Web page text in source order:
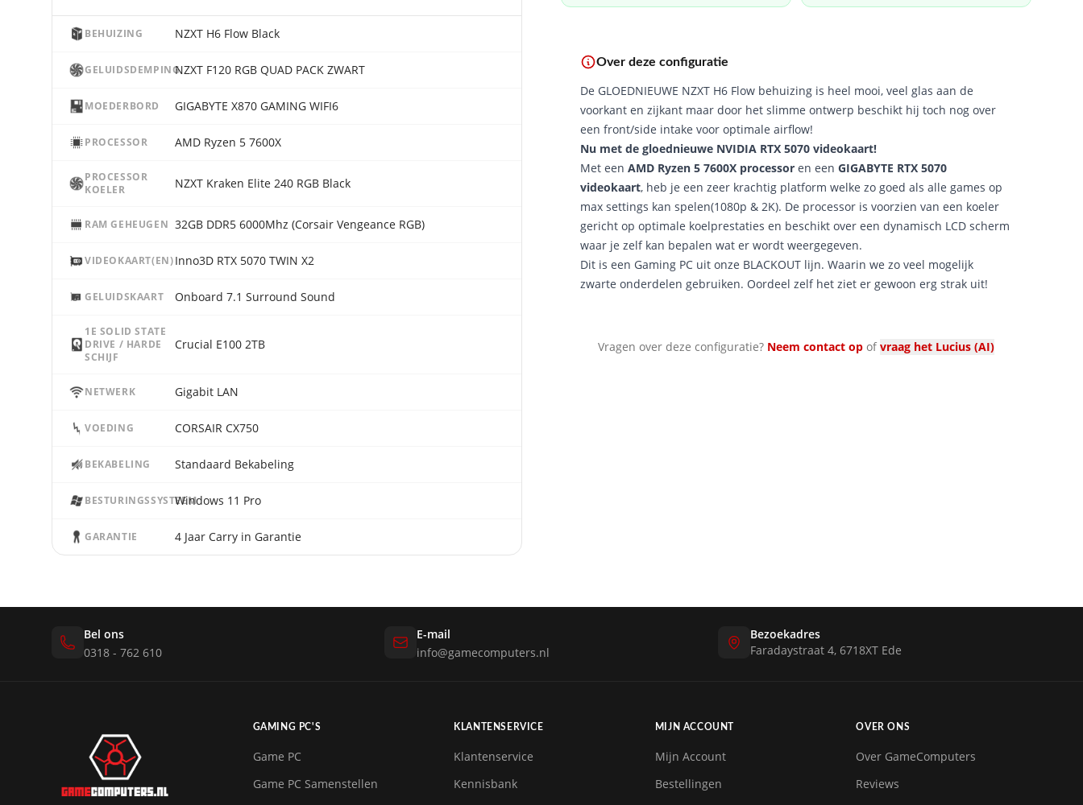
BEHUIZING NZXT H6 Flow Black
GELUIDSDEMPINGNZXT F120 RGB QUAD PACK ZWART
MOEDERBORD GIGABYTE X870 GAMING WIFI6
PROCESSOR AMD Ryzen 5 7600X
PROCESSOR
KOELER
NZXT Kraken Elite 240 RGB Black
RAM GEHEUGEN 32GB DDR5 6000Mhz (Corsair Vengeance RGB)
VIDEOKAART(EN)Inno3D RTX 5070 TWIN X2
GELUIDSKAART Onboard 7.1 Surround Sound
1E SOLID STATE
DRIVE / HARDE
SCHIJF
Crucial E100 2TB
NETWERK Gigabit LAN
VOEDING CORSAIR CX750
BEKABELING Standaard Bekabeling
BESTURINGSSYSTEEMWindows 11 Pro
GARANTIE 4 Jaar Carry in Garantie
Over deze configuratie
De GLOEDNIEUWE NZXT H6 Flow behuizing is heel mooi, veel glas aan de
voorkant en zijkant maar door het slimme ontwerp beschikt hij toch nog over
een front/side intake voor optimale airflow!
Nu met de gloednieuwe NVIDIA RTX 5070 videokaart!
Met een AMD Ryzen 5 7600X processor en een GIGABYTE RTX 5070
videokaart, heb je een zeer krachtig platform welke zo goed als alle games op
max settings kan spelen(1080p & 2K). De processor is voorzien van een koeler
gericht op optimale koelprestaties en beschikt over een dynamisch LCD scherm
waar je zelf kan bepalen wat er wordt weergegeven.
Dit is een Gaming PC uit onze BLACKOUT lijn. Waarin we zo veel mogelijk
zwarte onderdelen gebruiken. Oordeel zelf het ziet er gewoon erg strak uit!
Vragen over deze configuratie? Neem contact op ofvraag het Lucius (AI)
Bel ons
0318 - 762 610
E-mail
info@gamecomputers.nl
Bezoekadres
Faradaystraat 4, 6718XT Ede
GAMING PC'S
Game PC
Game PC Samenstellen
KLANTENSERVICE
Klantenservice
Kennisbank
MIJN ACCOUNT
Mijn Account
Bestellingen
OVER ONS
Over GameComputers
Reviews